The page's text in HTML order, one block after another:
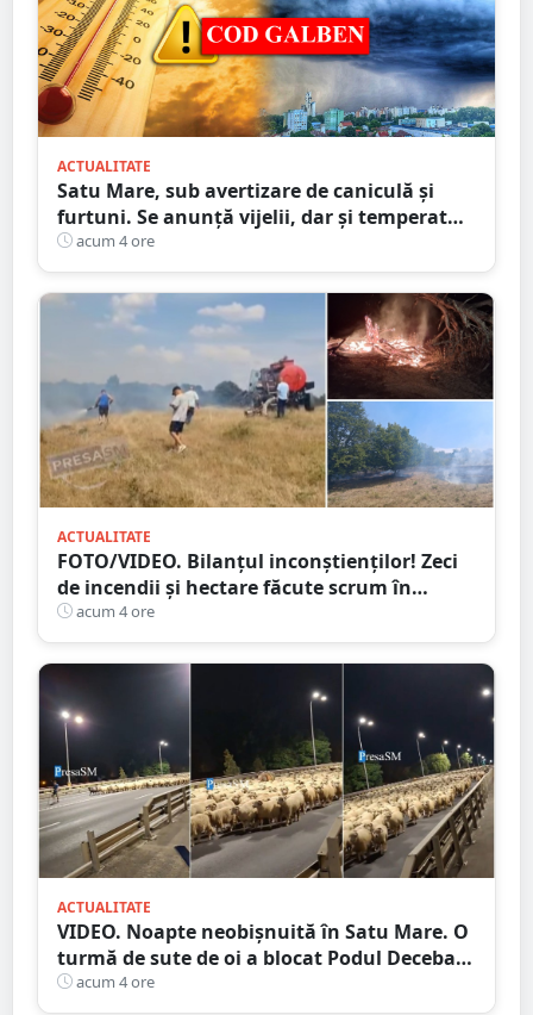
ACTUALITATE
Satu Mare, sub avertizare de caniculă și
furtuni. Se anunță vijelii, dar și temperaturi
ridicate. Avertizarea ANM
acum 4 ore
ACTUALITATE
FOTO/VIDEO. Bilanțul inconștienților! Zeci
de incendii și hectare făcute scrum în
județul Satu Mare
acum 4 ore
ACTUALITATE
VIDEO. Noapte neobișnuită în Satu Mare. O
turmă de sute de oi a blocat Podul Decebal.
Gest de apreciat al ciobanului
acum 4 ore